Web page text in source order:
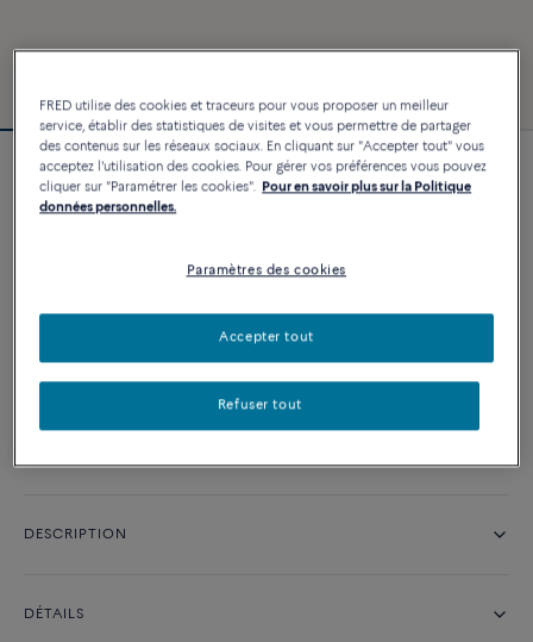
Bracelet Force 10
3 260 €
Disponibilité en boutique
DESCRIPTION
DÉTAILS
FRED utilise des cookies et traceurs pour vous proposer un meilleur
service, établir des statistiques de visites et vous permettre de partager
des contenus sur les réseaux sociaux. En cliquant sur "Accepter tout" vous
acceptez l'utilisation des cookies. Pour gérer vos préférences vous pouvez
cliquer sur "Paramétrer les cookies". Pour en savoir plus sur la Politique
données personnelles.
Paramètres des cookies
Refuser tout
Accepter tout